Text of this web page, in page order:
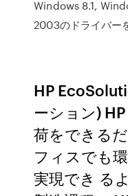
Windows 8.1,
2003のドライバー
HP
ーション)
荷をできる
フィスでも
実現でき る